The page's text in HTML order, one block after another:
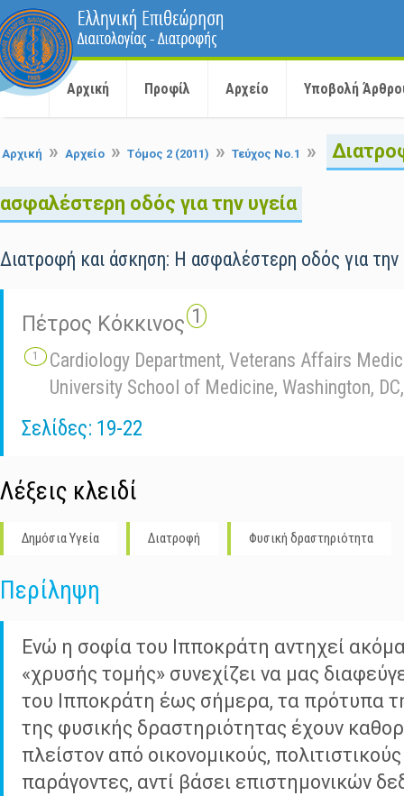
Αρχική Προφίλ Αρχείο Υποβολή
Αρχική » Αρχείο » Τόμος 2 (2011) » Τεύχος No.1 »
ασφαλέστερη οδός για την υγεία
Διατροφή και άσκηση: Η ασφαλέστερη οδός για την
Πέτρος Κόκκινος 1
Cardiology Department, Veterans Affairs
University School of Medicine, Washington,
Σελίδες: 19-22
Λέξεις κλειδί
Δημόσια Υγεία Διατροφή Φυσική δραστηριότητα
Περίληψη
Ενώ η σοφία του Ιπποκράτη αντηχεί
«χρυσής τομής» συνεχίζει να μας
του Ιπποκράτη έως σήμερα, τα πρότυπα
της φυσικής δραστηριότητας έχουν
πλείστον από οικονομικούς,
παράγοντες, αντί βάσει επιστημονικών